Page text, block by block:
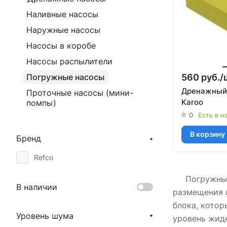
560 руб./
Дренажный
Karoo
0 Есть в
В корзину
Погружные
размещения
блока,
уровень
Наливные насосы
Наружные насосы
Насосы в коробе
Насосы распылители
Погружные насосы
Проточные насосы (мини-
помпы)
Бренд
Refco
В наличии
Уровень шума